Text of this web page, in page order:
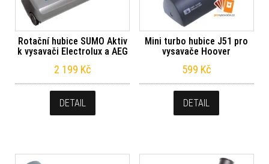
Rotační hubice SUMO Aktiv
k vysavači Electrolux a AEG
2 199 Kč
DETAIL
Mini turbo hubice J51 pro
vysavače Hoover
599 Kč
DETAIL